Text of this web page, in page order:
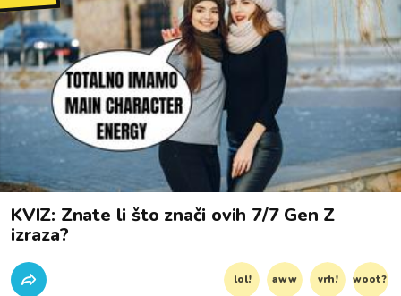
KVIZ: Znate li što znači ovih 7/7 Gen Z
izraza?
lol! aww vrh! woot?!